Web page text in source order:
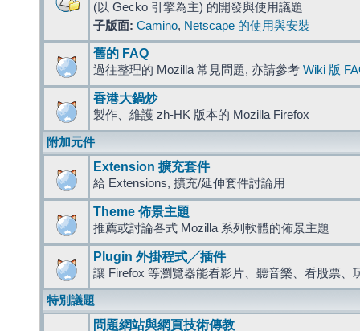
(以 Gecko 引擎為主) 的開發與使用議題
子版面: Camino, Netscape 的使用與安裝
舊的 FAQ
過往整理的 Mozilla 常見問題, 亦請參考 Wiki 版
香港大鍋炒
製作、維護 zh-HK 版本的 Mozilla Firefox
附加元件
Extension 擴充套件
給 Extensions, 擴充/延伸套件討論用
Theme 佈景主題
推薦或討論各式 Mozilla 系列軟體的佈景主題
Plugin 外掛程式╱插件
讓 Firefox 等瀏覽器能看影片、聽音樂、看股票、
特別議題
問題網站與網頁技術傳教